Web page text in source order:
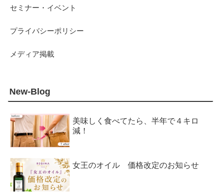
セミナー・イベント
プライバシーポリシー
メディア掲載
New-Blog
美味しく食べてたら、半年で４キロ
減！
女王のオイル 価格改定のお知らせ